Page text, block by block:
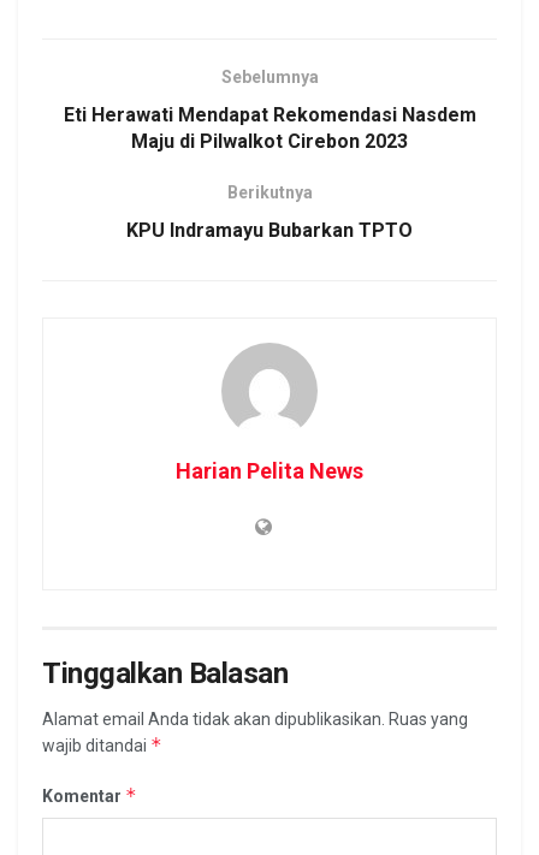
Sebelumnya
Eti Herawati Mendapat Rekomendasi Nasdem
Maju di Pilwalkot Cirebon 2023
Berikutnya
KPU Indramayu Bubarkan TPTO
Harian Pelita News
Tinggalkan Balasan
Alamat email Anda tidak akan dipublikasikan. Ruas yang
wajib ditandai *
Komentar *